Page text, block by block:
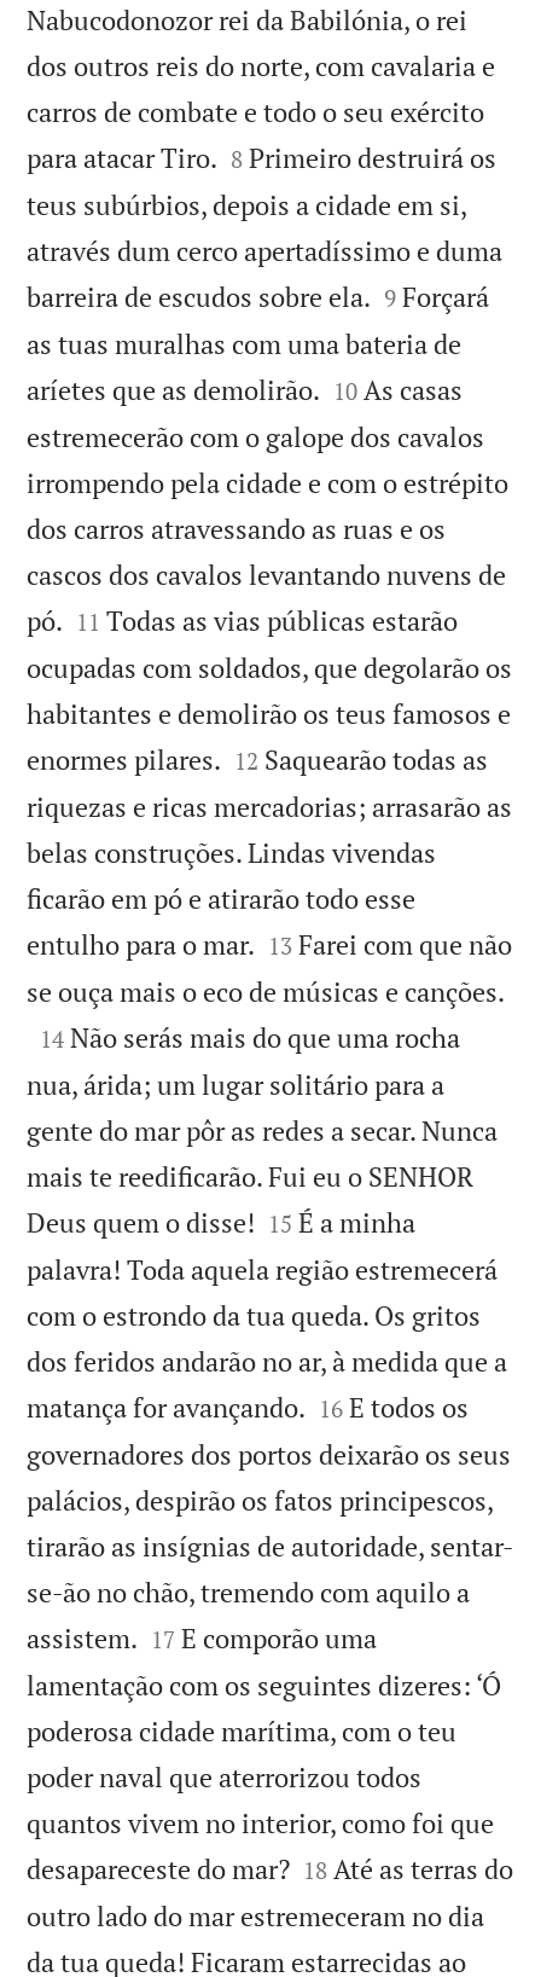
Nabucodonozor rei da Babilónia, o rei
dos outros reis do norte, com cavalaria e
carros de combate e todo o seu exército
para atacar Tiro. 

8 Primeiro destruirá os
teus subúrbios, depois a cidade em si,
através dum cerco apertadíssimo e duma
barreira de escudos sobre ela. 

9 Forçará
as tuas muralhas com uma bateria de
aríetes que as demolirão. 

10 As casas
estremecerão com o galope dos cavalos
irrompendo pela cidade e com o estrépito
dos carros atravessando as ruas e os
cascos dos cavalos levantando nuvens de
pó. 

11 Todas as vias públicas estarão
ocupadas com soldados, que degolarão os
habitantes e demolirão os teus famosos e
enormes pilares. 

12 Saquearão todas as
riquezas e ricas mercadorias; arrasarão as
belas construções. Lindas vivendas
ficarão em pó e atirarão todo esse
entulho para o mar. 

13 Farei com que não
se ouça mais o eco de músicas e canções.

14 Não serás mais do que uma rocha
nua, árida; um lugar solitário para a
gente do mar pôr as redes a secar. Nunca
mais te reedificarão. Fui eu o SENHOR
Deus quem o disse! 

15 É a minha
palavra! Toda aquela região estremecerá
com o estrondo da tua queda. Os gritos
dos feridos andarão no ar, à medida que a
matança for avançando. 

16 E todos os
governadores dos portos deixarão os seus
palácios, despirão os fatos principescos,
tirarão as insígnias de autoridade, sentar-
se-ão no chão, tremendo com aquilo a
assistem. 

17 E comporão uma
lamentação com os seguintes dizeres: ‘Ó
poderosa cidade marítima, com o teu
poder naval que aterrorizou todos
quantos vivem no interior, como foi que
desapareceste do mar?
18 Até as terras do
outro lado do mar estremeceram no dia
da tua queda! Ficaram estarrecidas ao